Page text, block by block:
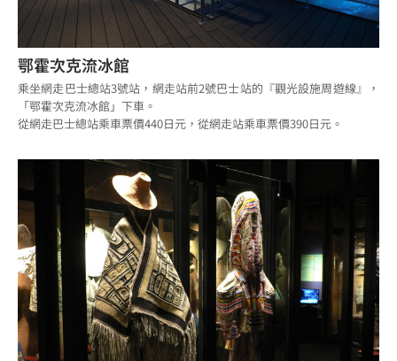
鄂霍次克流冰館
乘坐網走巴士總站3號站，網走站前2號巴士站的『觀光設施周遊線』，
「鄂霍次克流冰館」下車。
從網走巴士總站乘車票價440日元，從網走站乘車票價390日元。